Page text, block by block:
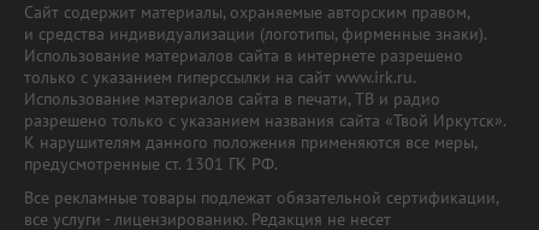
Сайт содержит материалы, охраняемые авторским правом,
и средства индивидуализации (логотипы, фирменные знаки).
Использование материалов сайта в интернете разрешено
только с указанием гиперссылки на сайт www.irk.ru.
Использование материалов сайта в печати, ТВ и радио
разрешено только с указанием названия сайта «Твой Иркутск».
К нарушителям данного положения применяются все меры,
предусмотренные ст. 1301 ГК РФ.
Все рекламные товары подлежат обязательной сертификации,
все услуги - лицензированию. Редакция не несет